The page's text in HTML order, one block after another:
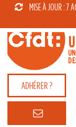
MISE À JOUR : 7
ADHÉRER ?